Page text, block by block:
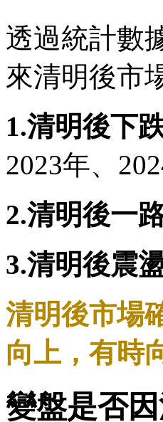
透過統計數
來清明後市
1.清明後下
2023年、
2.清明後一
3.清明後震
清明後市場
向上，有時
變盤是否